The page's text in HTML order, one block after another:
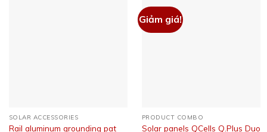
SOLAR ACCESSORIES
Rail aluminum grounding pat
Giảm giá!
PRODUCT COMBO
Solar panels QCells Q.Plus Duo